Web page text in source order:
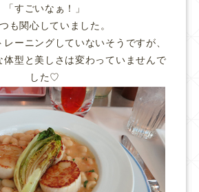
「すごいなぁ！」
も関心していました。
ーニングしていないそうですが、
体型と美しさは変わっていませんで
した♡